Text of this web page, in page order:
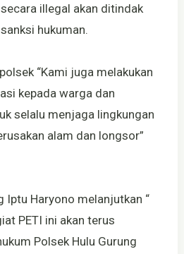
illegal akan ditindak
hukuman.
“Kami juga melakukan
kepada warga dan
selalu menjaga lingkungan
alam dan longsor”
Iptu Haryono melanjutkan “
PETI ini akan terus
Polsek Hulu Gurung